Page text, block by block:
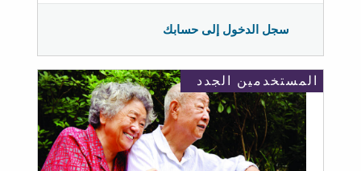
سجل الدخول إلى حسابك
المستخدمين الجدد